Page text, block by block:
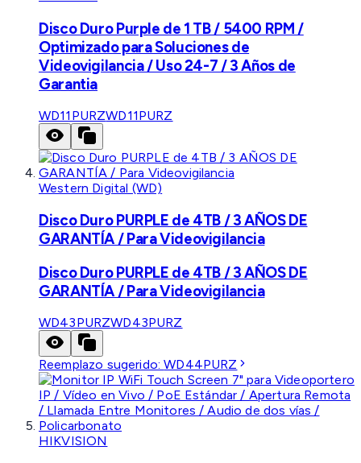
Disco Duro Purple de 1 TB / 5400 RPM /
Optimizado para Soluciones de
Videovigilancia / Uso 24-7 / 3 Años de
Garantia
WD11PURZWD11PURZ
Western Digital (WD)
Disco Duro PURPLE de 4TB / 3 AÑOS DE
GARANTÍA / Para Videovigilancia
Disco Duro PURPLE de 4TB / 3 AÑOS DE
GARANTÍA / Para Videovigilancia
WD43PURZWD43PURZ
Reemplazo sugerido:WD44PURZ
HIKVISION